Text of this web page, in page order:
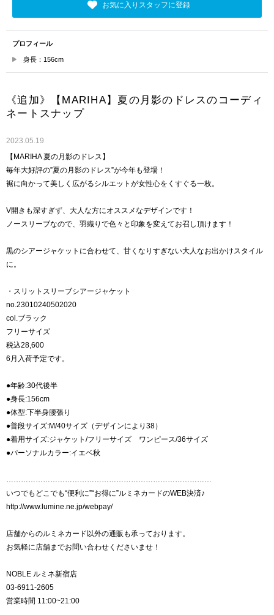
お気に入りスタッフに登録
プロフィール
身長：156cm
《追加》【MARIHA】夏の月影のドレスのコーディ
ネートスナップ
2023.05.19
【MARIHA 夏の月影のドレス】
毎年大好評の”夏の月影のドレス”が今年も登場！
裾に向かって美しく広がるシルエットが女性心をくすぐる一枚。
V開きも深すぎず、大人な方にオススメなデザインです！
ノースリーブなので、羽織りで色々と印象を変えてお召し頂けます！
黒のシアージャケットに合わせて、甘くなりすぎない大人なお出かけスタイル
に。
・スリットスリーブシアージャケット
no.23010240502020
col.ブラック
フリーサイズ
税込28,600
6月入荷予定です。
●年齢:30代後半
●身長:156cm
●体型:下半身腰張り
●普段サイズ:M/40サイズ（デザインにより38）
●着用サイズ:ジャケット/フリーサイズ ワンピース/36サイズ
●パーソナルカラー:イエベ秋
…………………………………………………………………………
いつでもどこでも“便利に”“お得に”ルミネカードのWEB決済♪
http://www.lumine.ne.jp/webpay/
店舗からのルミネカード以外の通販も承っております。
お気軽に店舗までお問い合わせくださいませ！
NOBLE ルミネ新宿店
03-6911-2605
営業時間 11:00~21:00